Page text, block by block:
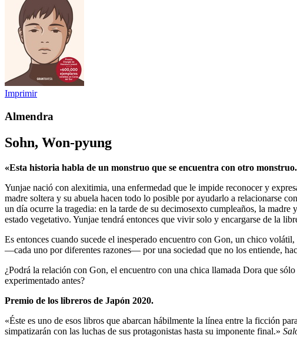
Imprimir
Almendra
Sohn, Won-pyung
«Esta historia habla de un monstruo que se encuentra con otro
Yunjae nació con alexitimia, una enfermedad que le impide reconocer y
madre soltera y su abuela hacen todo lo posible por ayudarlo a relacionarse
un día ocurre la tragedia: en la tarde de su decimosexto cumpleaños, la
estado vegetativo. Yunjae tendrá entonces que vivir solo y encargarse de la
Es entonces cuando sucede el inesperado encuentro con Gon, un chico
—cada uno por diferentes razones— por una sociedad que no los entiende,
¿Podrá la relación con Gon, el encuentro con una chica llamada Dora que
experimentado antes?
Premio de los libreros de Japón 2020.
«Éste es uno de esos libros que abarcan hábilmente la línea entre la ficción
simpatizarán con las luchas de sus protagonistas hasta su imponente final.»